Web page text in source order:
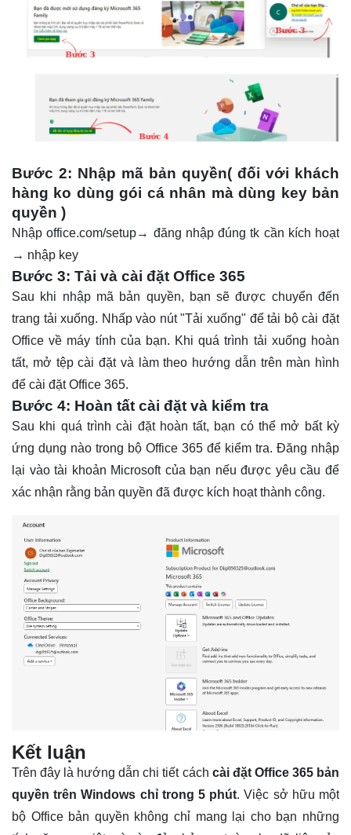
Bước 2: Nhập mã bản quyền( đối với khách
hàng ko dùng gói cá nhân mà dùng key bản
quyền )
Nhập office.com/setup→ đăng nhập đúng tk cần kích hoạt
→ nhập key
Bước 3: Tải và cài đặt Office 365
Sau khi nhập mã bản quyền, bạn sẽ được chuyển đến
trang tải xuống. Nhấp vào nút "Tải xuống" để tải bộ cài đặt
Office về máy tính của bạn. Khi quá trình tải xuống hoàn
tất, mở tệp cài đặt và làm theo hướng dẫn trên màn hình
để cài đặt Office 365.
Bước 4: Hoàn tất cài đặt và kiểm tra
Sau khi quá trình cài đặt hoàn tất, bạn có thể mở bất kỳ
ứng dụng nào trong bộ Office 365 để kiểm tra. Đăng nhập
lại vào tài khoản Microsoft của bạn nếu được yêu cầu để
xác nhận rằng bản quyền đã được kích hoạt thành công.
Kết luận
Trên đây là hướng dẫn chi tiết cách cài đặt Office 365 bản
quyền trên Windows chỉ trong 5 phút. Việc sở hữu một
bộ Office bản quyền không chỉ mang lại cho bạn những